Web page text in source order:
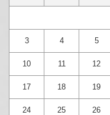
3 4 5
10 11 12
17 18 19
24 25 26